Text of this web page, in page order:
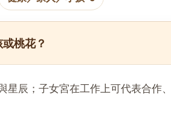
桃花？
星辰；子女宮在工作上可代表合作